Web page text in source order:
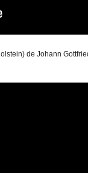
de Johann